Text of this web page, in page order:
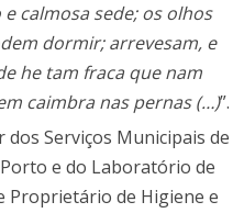
calmosa sede; os olhos
dormir; arrevesam, e
he tam fraca que nam
caimbra nas pernas (…)”.
Serviços Municipais de
e do Laboratório de
Proprietário de Higiene e